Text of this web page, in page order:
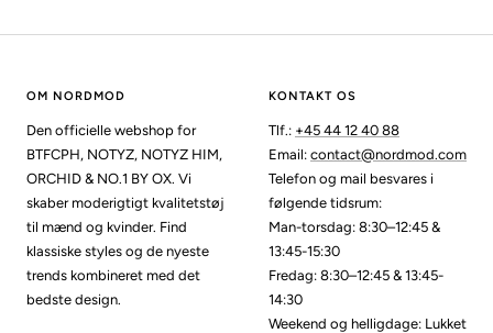
OM NORDMOD
Den officielle webshop for
BTFCPH, NOTYZ, NOTYZ HIM,
ORCHID & NO.1 BY OX. Vi
skaber moderigtigt kvalitetstøj
til mænd og kvinder. Find
klassiske styles og de nyeste
trends kombineret med det
bedste design.
KONTAKT OS
Tlf.: +45 44 12 40 88
Email: contact@nordmod.com
Telefon og mail besvares i
følgende tidsrum:
Man-torsdag: 8:30–12:45 &
13:45-15:30
Fredag: 8:30–12:45 & 13:45-
14:30
Weekend og helligdage: Lukket